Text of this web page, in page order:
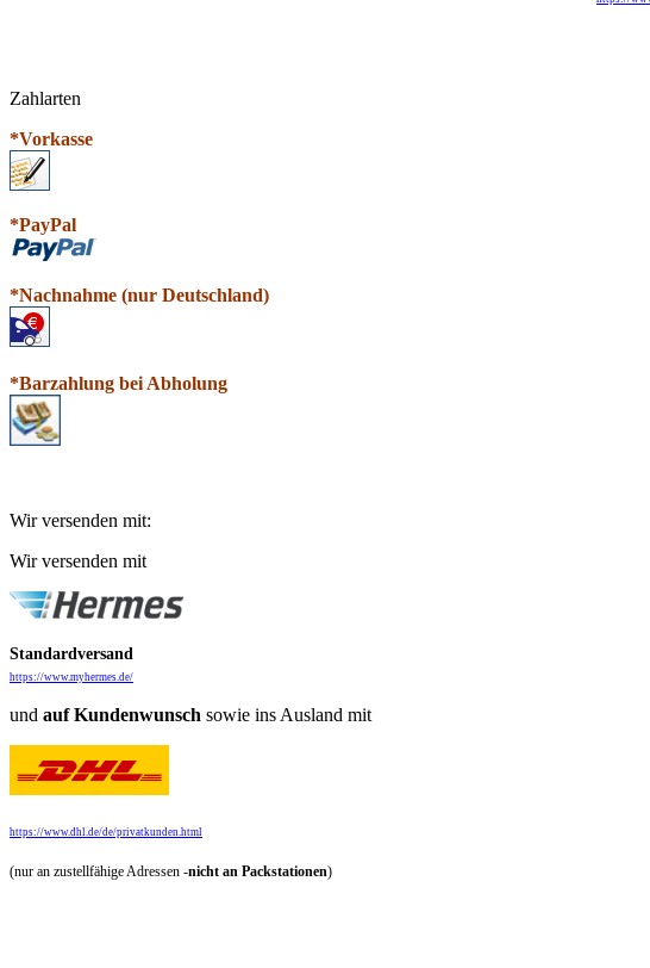
Zahlarten
*Vorkasse
*PayPal
*Nachnahme (nur Deutschland)
*Barzahlung bei Abholung
Wir versenden mit:
Wir versenden mit
Standardversand
https://www.myhermes.de/
und auf Kundenwunsch sowie ins Ausland mit
https://www.dhl.de/de/privatkunden.html
(nur an zustellfähige Adressen -nicht an Packstationen)